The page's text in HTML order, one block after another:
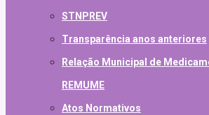
STNPREV
Transparência anos anteriores
Relação Municipal de
REMUME
Atos Normativos